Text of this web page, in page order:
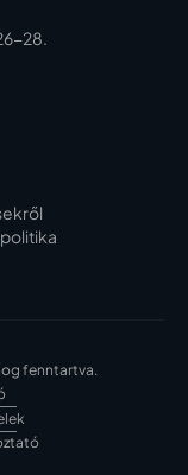
28.
fenntartva.